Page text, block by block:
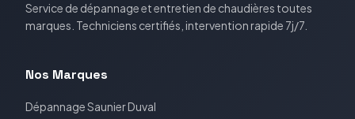
Service de dépannage et entretien de chaudières toutes
marques. Techniciens certifiés, intervention rapide 7j/7.
Nos Marques
DépannageSaunier Duval